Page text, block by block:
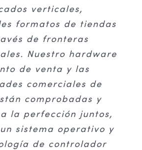
verticales,
formatos de tiendas
de fronteras
Nuestro hardware
de venta y las
comerciales de
comprobadas y
la perfección juntos,
sistema operativo y
de controlador
global. Hemos
juntos en proyectos
supermercados,
de conveniencia y
bienes de consumo
en el Reino
Canadá, Estados
especializados
en Europa.
objetivo mejorar la
crear recorridos de
perfectamente
y optimizar las
a escala global.
Vicepresidente Senior de
Negocios Globales,
FreedomPay